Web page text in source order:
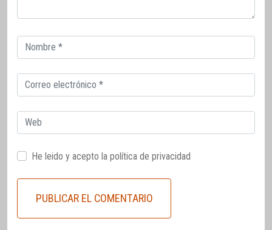
Correo
electrónico
Correo
electrónico
Web
He leido y acepto la política de privacidad